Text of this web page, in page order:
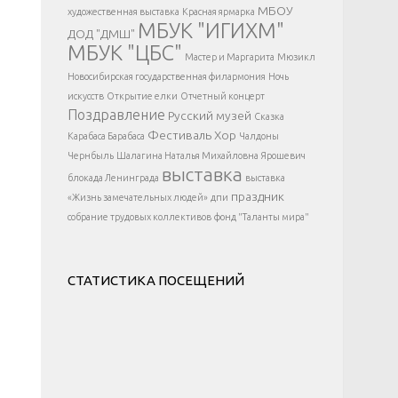
</div >
художественная выставка Красная ярмарка МБОУ
ДОД "ДМШ" МБУК "ИГИХМ"
МБУК "ЦБС" Мастер и Маргарита Мюзикл
Новосибирская государственная филармония Ночь
искусств Открытие елки Отчетный концерт
Поздравление Русский музей Сказка
Карабаса Барабаса ФестивальХор Чалдоны
Чернбыль Шалагина Наталья Михайловна Ярошевич
блокада Ленинграда выставка выставка
«Жизнь замечательных людей» дпи праздник
собрание трудовых коллективов фонд "Таланты мира"
СТАТИСТИКА ПОСЕЩЕНИЙ